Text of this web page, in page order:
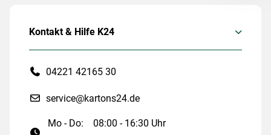
Kontakt & Hilfe K24
04221 42165 30
service@kartons24.de
Mo - Do:
08:00 - 16:30 Uhr